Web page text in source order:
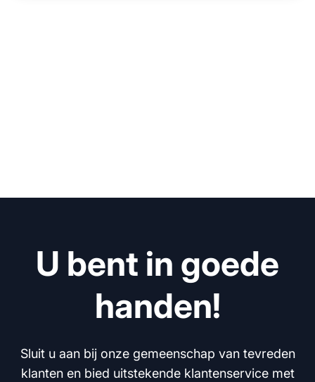
U bent in goede
handen!
Sluit u aan bij onze gemeenschap van tevreden
klanten en bied uitstekende klantenservice met